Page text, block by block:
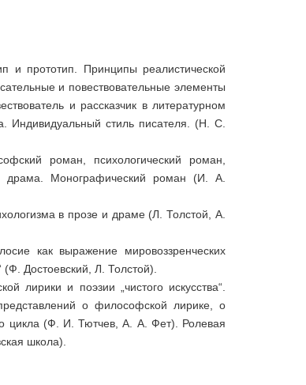
и прототип. Принципы реалистической
и повествовательные элементы
и рассказчик в литературном
Индивидуальный стиль писателя. (Н. С.
роман, психологический роман,
драма. Монографический роман (И. А.
в прозе и драме (Л. Толстой, А.
как выражение мировоззренческих
(Ф. Достоевский, Л. Толстой).
лирики и поэзии „чистого искусства“.
о философской лирике, о
цикла (Ф. И. Тютчев, А. А. Фет). Ролевая
школа).